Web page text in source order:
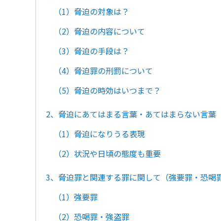
（1）脅迫の対象は？
（2）脅迫の内容について
（3）脅迫の手段は？
（4）脅迫罪の刑罰について
（5）脅迫の時効はいつまで？
2、脅迫にあてはまる言葉・あてはまらない言葉
（1）脅迫になりうる表現
（2）状況や日頃の態度も重要
3、脅迫罪と関連する罪に関して（強要罪・恐喝
（1）強要罪
（2）恐喝罪・強盗罪